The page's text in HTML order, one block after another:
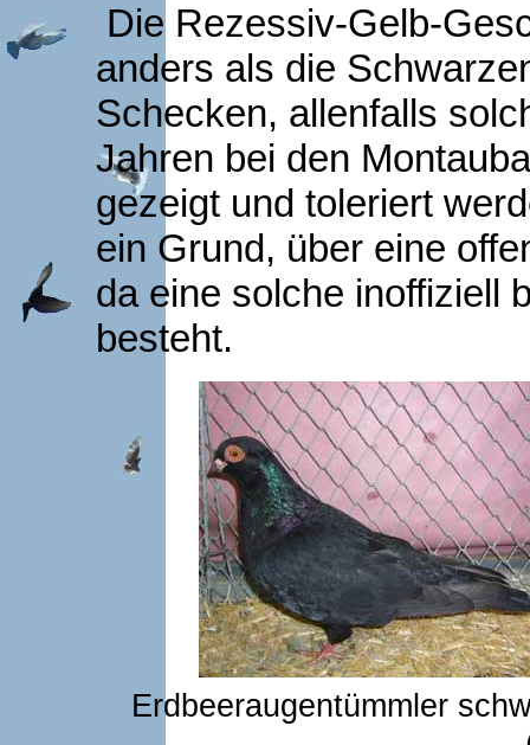
Die Rezessiv-Gelb-
anders als die
Schecken, allenfalls
Jahren bei den
gezeigt und toleriert
ein Grund, über eine
da eine solche inoffiziell
besteht.
Erdbeeraugentümmler